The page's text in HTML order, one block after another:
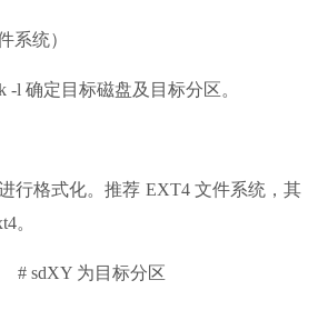
系统）
-l 确定目标磁盘及目标分区。
行格式化。推荐 EXT4 文件系统，其
。
# sdXY 为目标分区